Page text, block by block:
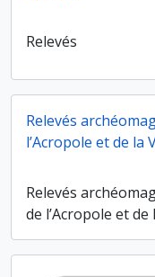
Relevés
Relevés
l’Acropole et de la
Relevés
de l’Acropole et de